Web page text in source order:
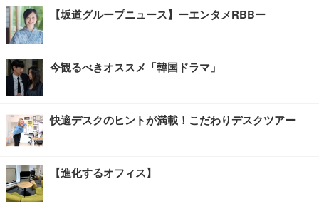
【坂道グループニュース】ーエンタメRBBー
今観るべきオススメ「韓国ドラマ」
快適デスクのヒントが満載！こだわりデスクツアー
【進化するオフィス】